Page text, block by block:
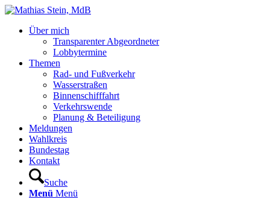
Über mich
Transparenter Abgeordneter
Lobbytermine
Themen
Rad- und Fußverkehr
Wasserstraßen
Binnenschifffahrt
Verkehrswende
Planung & Beteiligung
Meldungen
Wahlkreis
Bundestag
Kontakt
Suche
Menü Menü